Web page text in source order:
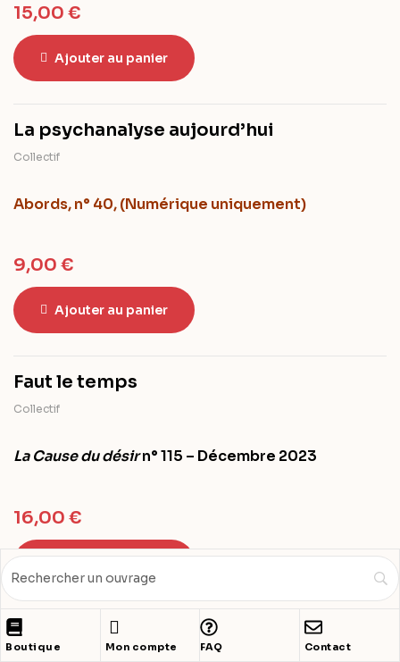
15,00 €
Ajouter au panier
La psychanalyse aujourd’hui
Collectif
Abords, n° 40, (Numérique uniquement)
9,00 €
Ajouter au panier
Faut le temps
Collectif
La Cause du désirn° 115 – Décembre 2023
16,00 €
Les Mirages de la liberté
Boutique Mon compte FAQ Contact